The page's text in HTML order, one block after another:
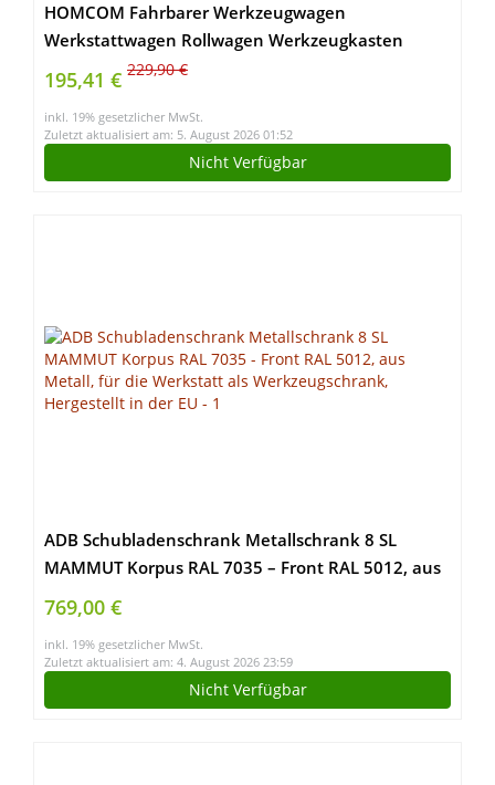
HOMCOM Fahrbarer Werkzeugwagen
Werkstattwagen Rollwagen Werkzeugkasten
(Blau)
195,41 € 229,90 €
inkl. 19% gesetzlicher MwSt.
Zuletzt aktualisiert am: 5. August 2026 01:52
Nicht Verfügbar
ADB Schubladenschrank Metallschrank 8 SL
MAMMUT Korpus RAL 7035 – Front RAL 5012, aus
Metall, für die Werkstatt als Werkzeugschrank,
Hergestellt in der EU
769,00 €
inkl. 19% gesetzlicher MwSt.
Zuletzt aktualisiert am: 4. August 2026 23:59
Nicht Verfügbar